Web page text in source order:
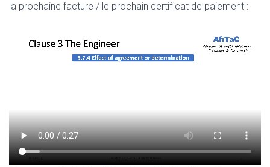
la prochaine facture / le prochain certificat de paiement :